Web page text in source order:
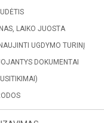
LAIKO JUOSTA
UGDYMO TURINĮ
DOKUMENTAI